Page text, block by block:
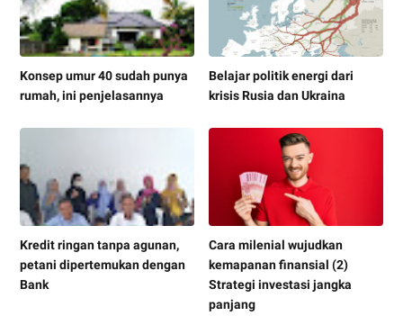
Konsep umur 40 sudah punya
rumah, ini penjelasannya
Belajar politik energi dari
krisis Rusia dan Ukraina
Kredit ringan tanpa agunan,
petani dipertemukan dengan
Bank
Cara milenial wujudkan
kemapanan finansial (2)
Strategi investasi jangka
panjang